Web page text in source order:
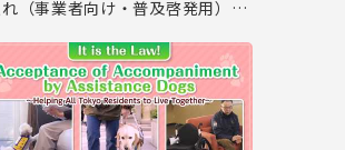
（事業者向け・普及啓発用）